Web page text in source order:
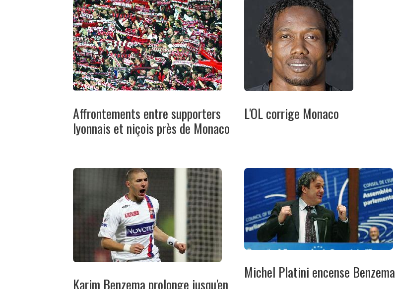
Affrontements entre supporters
lyonnais et niçois près de Monaco
L'OL corrige Monaco
Karim Benzema prolonge jusqu'en
Michel Platini encense Benzema